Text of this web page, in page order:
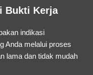
Bukti Kerja
indikasi
Anda melalui proses
lama dan tidak mudah